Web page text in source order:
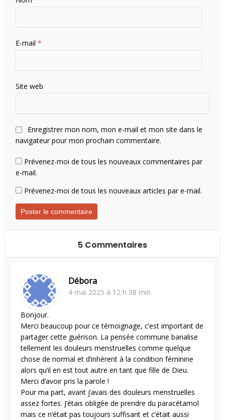
E-mail*
Site web
Enregistrer mon nom, mon e-mail et mon site dans le
navigateur pour mon prochain commentaire.
Prévenez-moi de tous les nouveaux commentaires par
e-mail.
Prévenez-moi de tous les nouveaux articles par e-mail.
5 Commentaires
Débora
4 mai 2025 à 12 h 38 min
Bonjour.
Merci beaucoup pour ce témoignage, c’est important de
partager cette guérison. La pensée commune banalise
tellement les douleurs menstruelles comme quelque
chose de normal et d’inhérent à la condition féminine
alors qu’il en est tout autre en tant que fille de Dieu.
Merci d’avoir pris la parole !
Pour ma part, avant j’avais des douleurs menstruelles
assez fortes. J’étais obligée de prendre du paracétamol
mais ce n’était pas toujours suffisant et c’était aussi